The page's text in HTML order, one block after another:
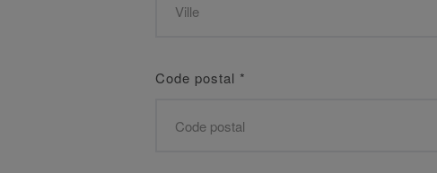
Code postal *